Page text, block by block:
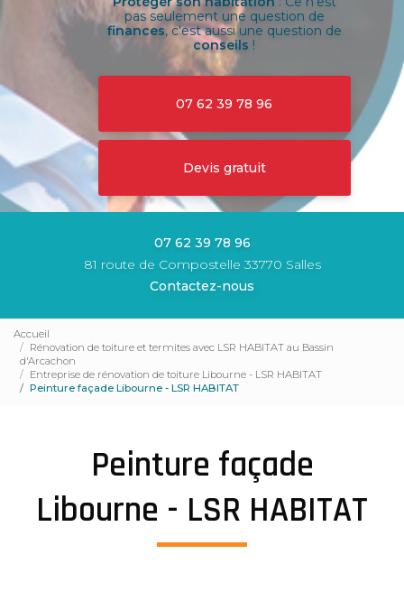
pas seulement une question de
finances, c'est aussi une question de
conseils !
07 62 39 78 96
Devis gratuit
07 62 39 78 96
81 route de Compostelle 33770 Salles
Contactez-nous
Accueil
Rénovation de toiture et termites avec LSR HABITAT au Bassin
d'Arcachon
Entreprise de rénovation de toiture Libourne - LSR HABITAT
Peinture façade Libourne - LSR HABITAT
Peinture façade
Libourne - LSR HABITAT